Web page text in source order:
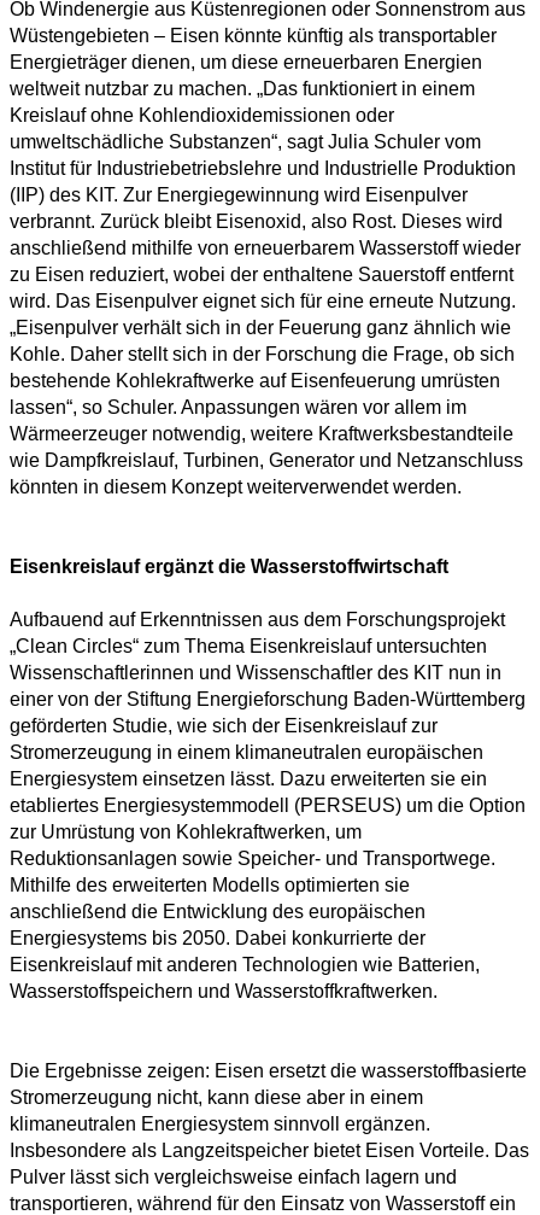
All
categories
Science
Health
Society
Arts
Applied
science
Business
Ob Windenergie aus Küstenregionen oder Sonnenstrom aus
Wüstengebieten – Eisen könnte künftig als transportabler
Energieträger dienen, um diese erneuerbaren Energien
weltweit nutzbar zu machen. „Das funktioniert in einem
Kreislauf ohne Kohlendioxidemissionen oder
umweltschädliche Substanzen“, sagt Julia Schuler vom
Institut für Industriebetriebslehre und Industrielle Produktion
(IIP) des KIT. Zur Energiegewinnung wird Eisenpulver
verbrannt. Zurück bleibt Eisenoxid, also Rost. Dieses wird
anschließend mithilfe von erneuerbarem Wasserstoff wieder
zu Eisen reduziert, wobei der enthaltene Sauerstoff entfernt
wird. Das Eisenpulver eignet sich für eine erneute Nutzung.
„Eisenpulver verhält sich in der Feuerung ganz ähnlich wie
Kohle. Daher stellt sich in der Forschung die Frage, ob sich
bestehende Kohlekraftwerke auf Eisenfeuerung umrüsten
lassen“, so Schuler. Anpassungen wären vor allem im
Wärmeerzeuger notwendig, weitere Kraftwerksbestandteile
wie Dampfkreislauf, Turbinen, Generator und Netzanschluss
könnten in diesem Konzept weiterverwendet werden.
Eisenkreislauf ergänzt die Wasserstoffwirtschaft
Aufbauend auf Erkenntnissen aus dem Forschungsprojekt
„Clean Circles“ zum Thema Eisenkreislauf untersuchten
Wissenschaftlerinnen und Wissenschaftler des KIT nun in
einer von der Stiftung Energieforschung Baden-Württemberg
geförderten Studie, wie sich der Eisenkreislauf zur
Stromerzeugung in einem klimaneutralen europäischen
Energiesystem einsetzen lässt. Dazu erweiterten sie ein
etabliertes Energiesystemmodell (PERSEUS) um die Option
zur Umrüstung von Kohlekraftwerken, um
Reduktionsanlagen sowie Speicher- und Transportwege.
Mithilfe des erweiterten Modells optimierten sie
anschließend die Entwicklung des europäischen
Energiesystems bis 2050. Dabei konkurrierte der
Eisenkreislauf mit anderen Technologien wie Batterien,
Wasserstoffspeichern und Wasserstoffkraftwerken.
Die Ergebnisse zeigen: Eisen ersetzt die wasserstoffbasierte
Stromerzeugung nicht, kann diese aber in einem
klimaneutralen Energiesystem sinnvoll ergänzen.
Insbesondere als Langzeitspeicher bietet Eisen Vorteile. Das
Pulver lässt sich vergleichsweise einfach lagern und
transportieren, während für den Einsatz von Wasserstoff ein